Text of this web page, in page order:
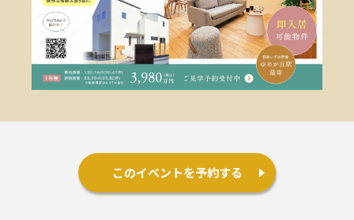
施工事例
お客様の声
∟はじめての方へ
このイベントを予約する